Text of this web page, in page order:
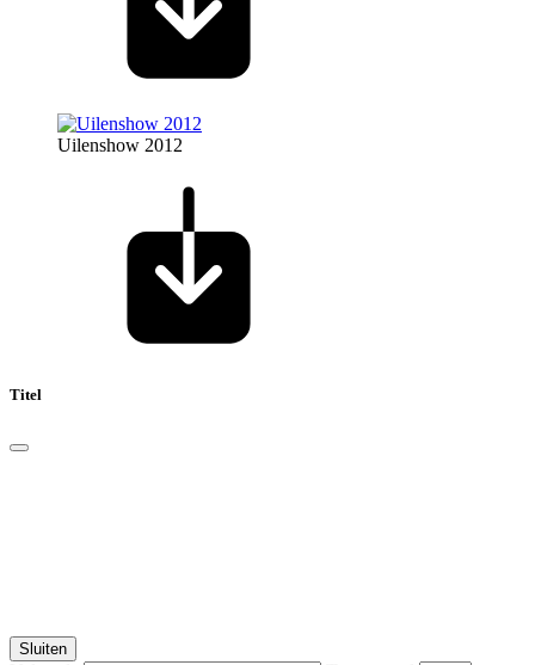
Uilenshow 2012
Titel
Sluiten